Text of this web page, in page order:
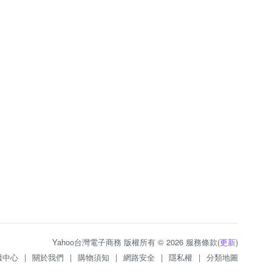
Yahoo台灣電子商務 版權所有 © 2026 服務條款(更新)
中心 | 關於我們 | 購物須知 | 網路安全 | 隱私權 | 分類地圖